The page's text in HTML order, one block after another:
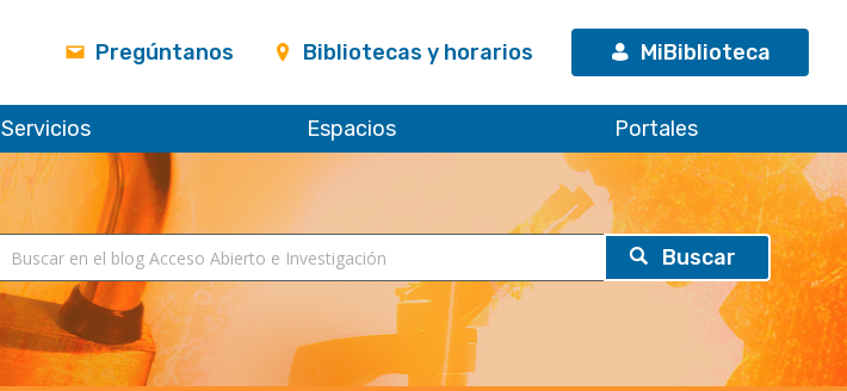
Pregúntanos Bibliotecas y horarios MiBiblioteca
Servicios Espacios Portales